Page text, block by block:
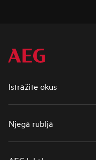
Istražite okus
Njega rublja